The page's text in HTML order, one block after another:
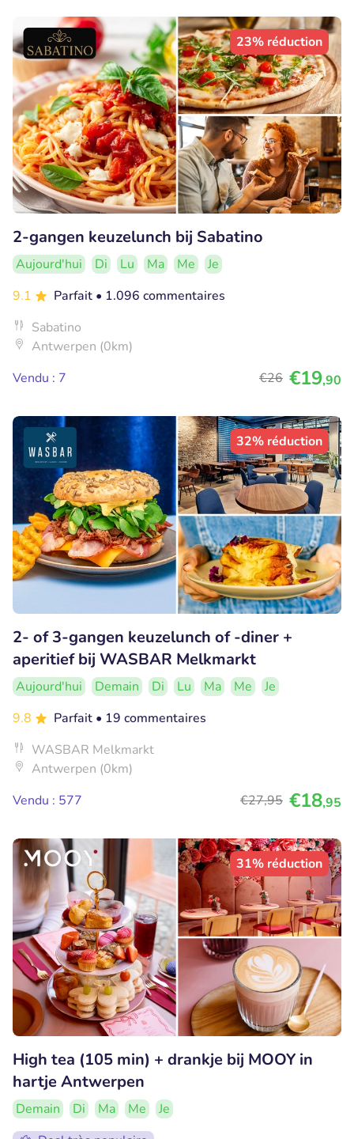
23% réduction
2-gangen keuzelunch bij Sabatino
Aujourd'hui Di Lu Ma Me
Je
9.1
Parfait • 1.096 commentaires
Sabatino
Antwerpen (0km)
Vendu : 7
€26 €19,90
32% réduction
2- of 3-gangen keuzelunch of -diner +
aperitief bij WASBAR Melkmarkt
Aujourd'hui Demain Di Lu Ma Me
Je
9.8
Parfait • 19 commentaires
WASBAR Melkmarkt
Antwerpen (0km)
Vendu : 577
€27,95 €18,95
31% réduction
High tea (105 min) + drankje bij MOOY in
hartje Antwerpen
Demain Di Ma Me
Je